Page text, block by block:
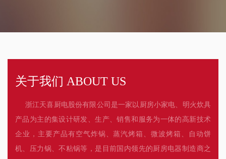
关于我们 ABOUT US
浙江天喜厨电股份有限公司是一家以厨房小家电、明火炊具
产品为主的集设计研发、生产、销售和服务为一体的高新技术
企业，主要产品有空气炸锅、蒸汽烤箱、微波烤箱、自动饼
机、压力锅、不粘锅等，是目前国内领先的厨房电器制造商之